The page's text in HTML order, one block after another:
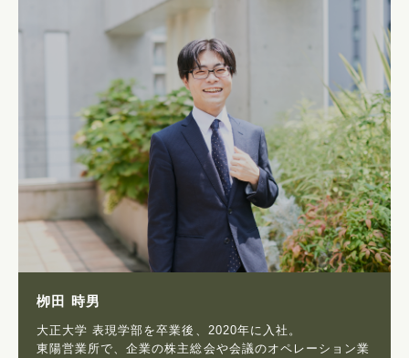
栁田 時男
大正大学 表現学部を卒業後、2020年に入社。
東陽営業所で、企業の株主総会や会議のオペレーション業